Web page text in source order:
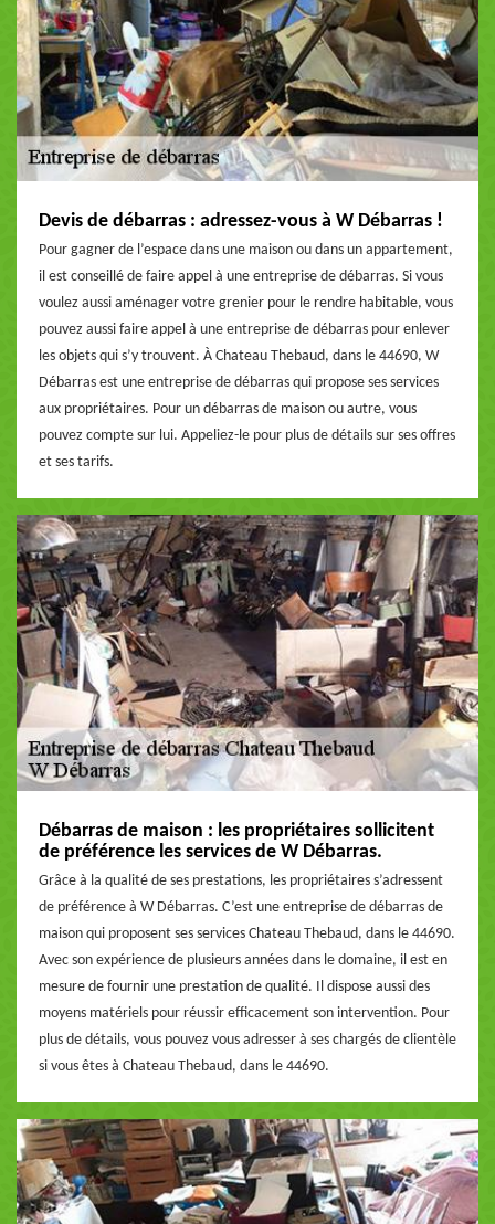
Devis de débarras : adressez-vous à W Débarras !
Pour gagner de l’espace dans une maison ou dans un appartement,
il est conseillé de faire appel à une entreprise de débarras. Si vous
voulez aussi aménager votre grenier pour le rendre habitable, vous
pouvez aussi faire appel à une entreprise de débarras pour enlever
les objets qui s’y trouvent. À Chateau Thebaud, dans le 44690, W
Débarras est une entreprise de débarras qui propose ses services
aux propriétaires. Pour un débarras de maison ou autre, vous
pouvez compte sur lui. Appeliez-le pour plus de détails sur ses offres
et ses tarifs.
Débarras de maison : les propriétaires sollicitent
de préférence les services de W Débarras.
Grâce à la qualité de ses prestations, les propriétaires s’adressent
de préférence à W Débarras. C’est une entreprise de débarras de
maison qui proposent ses services Chateau Thebaud, dans le 44690.
Avec son expérience de plusieurs années dans le domaine, il est en
mesure de fournir une prestation de qualité. Il dispose aussi des
moyens matériels pour réussir efficacement son intervention. Pour
plus de détails, vous pouvez vous adresser à ses chargés de clientèle
si vous êtes à Chateau Thebaud, dans le 44690.